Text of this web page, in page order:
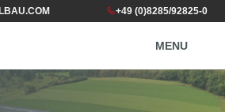
+49 (0)8285/92825-0
GMBH
MENU